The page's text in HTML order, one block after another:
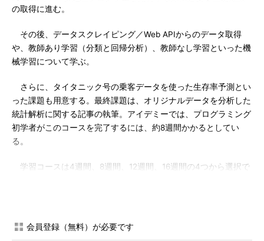
の取得に進む。
その後、データスクレイピング／Web APIからのデータ取得
や、教師あり学習（分類と回帰分析）、教師なし学習といった機
械学習について学ぶ。
さらに、タイタニック号の乗客データを使った生存率予測とい
った課題も用意する。最終課題は、オリジナルデータを分析した
統計解析に関する記事の執筆。アイデミーでは、プログラミング
初学者がこのコースを完了するには、約8週間かかるとしてい
る。
学習コースは4週間、8週間、12週間、16週間の4つから選択で
なおアイデミーでは、2018年8月15日までに申し込み、登録か
会員登録（無料）が必要です